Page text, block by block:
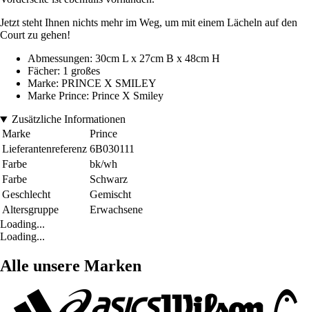
Jetzt steht Ihnen nichts mehr im Weg, um mit einem Lächeln auf den
Court zu gehen!
Abmessungen: 30cm L x 27cm B x 48cm H
Fächer: 1 großes
Marke: PRINCE X SMILEY
Marke Prince: Prince X Smiley
Zusätzliche Informationen
Marke
Prince
Lieferantenreferenz 6B030111
Farbe
bk/wh
Farbe
Schwarz
Geschlecht
Gemischt
Altersgruppe
Erwachsene
Loading...
Loading...
Alle unsere Marken